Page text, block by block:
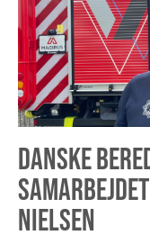
DANSKE
NIELSEN